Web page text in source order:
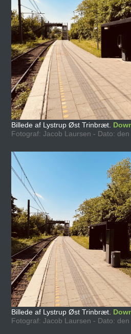
Billede af Lystrup Øst Trinbræt.
Fotograf: Jacob Laursen - Dato:
Billede af Lystrup Øst Trinbræt.
Fotograf: Jacob Laursen - Dato: